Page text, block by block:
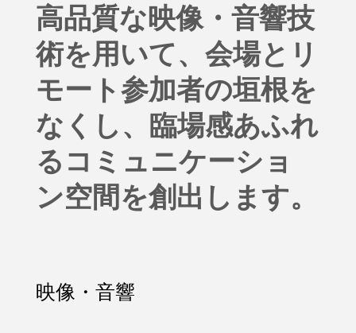
高品質な映像・音響技
術を用いて、会場とリ
モート参加者の垣根を
なくし、 臨場感あふれ
るコミュニケーショ
ン空間を創出 します。
映像・音響